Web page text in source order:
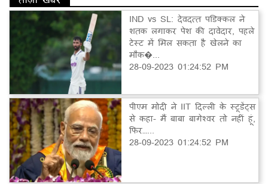
IND vs SL: देवदत्त पडिक्कल ने
शतक लगाकर पेश की दावेदार, पहले
टेस्ट में मिल सकता है खेलने का
मौक�...
28-09-2023 01:24:52 PM
पीएम मोदी ने IIT दिल्ली के स्टूडेंट्स
से कहा- मैं बाबा बागेश्वर तो नहीं हूं,
फिर…...
28-09-2023 01:24:52 PM